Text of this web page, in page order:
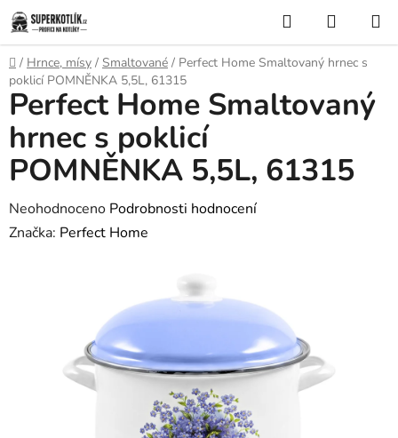
Přejít
na
obsah
Hledat
KOŠÍK
Domů
/ Hrnce, mísy / Smaltované / Perfect Home Smaltovaný hrnec s
poklicí POMNĚNKA 5,5L, 61315
Perfect Home Smaltovaný
hrnec s poklicí
POMNĚNKA 5,5L, 61315
Průměrné
hodnocení
hvězdiček.
Neohodnoceno Podrobnosti hodnocení
Značka: Perfect Home